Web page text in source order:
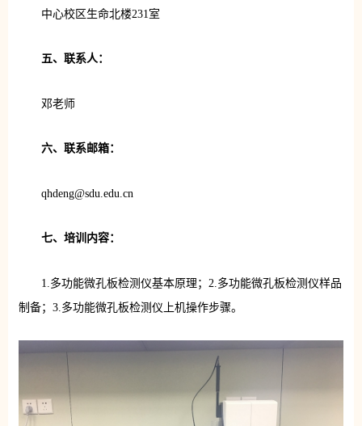
中心校区生命北楼231室
五、联系人：
邓老师
六、联系邮箱：
qhdeng@sdu.edu.cn
七、培训内容：
1.多功能微孔板检测仪基本原理；2.多功能微孔板检测仪样品
制备；3.多功能微孔板检测仪上机操作步骤。